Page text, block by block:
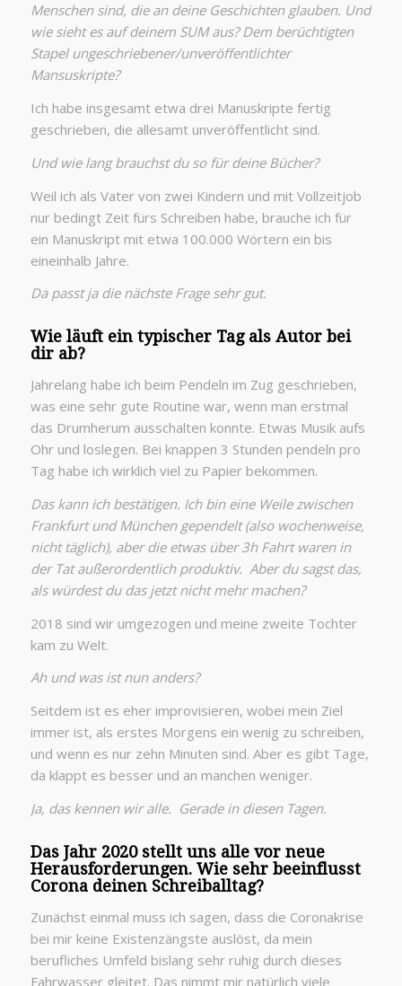
Menschen sind, die an deine Geschichten glauben. Und
wie sieht es auf deinem SUM aus? Dem berüchtigten
Stapel ungeschriebener/unveröffentlichter
Mansuskripte?
Ich habe insgesamt etwa drei Manuskripte fertig
geschrieben, die allesamt unveröffentlicht sind.
Und wie lang brauchst du so für deine Bücher?
Weil ich als Vater von zwei Kindern und mit Vollzeitjob
nur bedingt Zeit fürs Schreiben habe, brauche ich für
ein Manuskript mit etwa 100.000 Wörtern ein bis
eineinhalb Jahre.
Da passt ja die nächste Frage sehr gut.
Wie läuft ein typischer Tag als Autor bei
dir ab?
Jahrelang habe ich beim Pendeln im Zug geschrieben,
was eine sehr gute Routine war, wenn man erstmal
das Drumherum ausschalten konnte. Etwas Musik aufs
Ohr und loslegen. Bei knappen 3 Stunden pendeln pro
Tag habe ich wirklich viel zu Papier bekommen.
Das kann ich bestätigen. Ich bin eine Weile zwischen
Frankfurt und München gependelt (also wochenweise,
nicht täglich), aber die etwas über 3h Fahrt waren in
der Tat außerordentlich produktiv. Aber du sagst das,
als würdest du das jetzt nicht mehr machen?
2018 sind wir umgezogen und meine zweite Tochter
kam zu Welt.
Ah und was ist nun anders?
Seitdem ist es eher improvisieren, wobei mein Ziel
immer ist, als erstes Morgens ein wenig zu schreiben,
und wenn es nur zehn Minuten sind. Aber es gibt Tage,
da klappt es besser und an manchen weniger.
Ja, das kennen wir alle. Gerade in diesen Tagen.
Das Jahr 2020 stellt uns alle vor neue
Herausforderungen. Wie sehr beeinflusst
Corona deinen Schreiballtag?
Zunächst einmal muss ich sagen, dass die Coronakrise
bei mir keine Existenzängste auslöst, da mein
berufliches Umfeld bislang sehr ruhig durch dieses
Fahrwasser gleitet. Das nimmt mir natürlich viele